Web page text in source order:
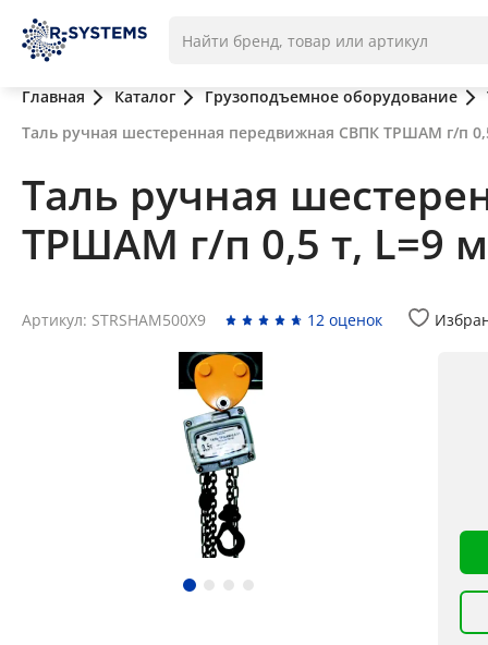
Главная Каталог Грузоподъемное оборудование
Таль ручная шестеренная передвижная СВПК ТРШАМ г/п
Таль ручная
ТРШАМ г/п 0,5 т, L=9 м
Артикул: STRSHAM500X9 12 оценок